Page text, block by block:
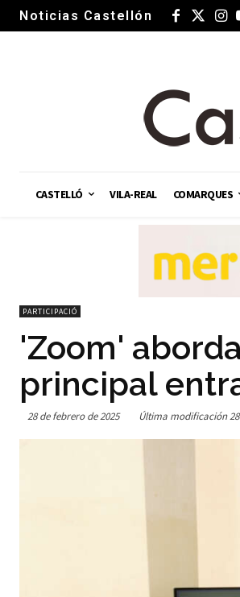
Noticias Castellón
CASTELLÓ VILA-REAL COMARQUES
PARTICIPACIÓ
'Zoom'
principal
28 de febrero de 2025 Última modificación